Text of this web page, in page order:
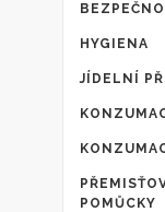
HYGIENA
JÍDELNÍ
POMŮCKY